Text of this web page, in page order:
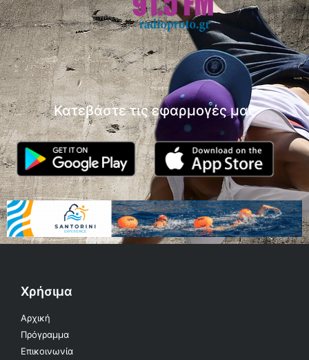
Κατεβάστε τις εφαρμογές μας
Χρήσιμα
Αρχική
Πρόγραμμα
Επικοινωνία